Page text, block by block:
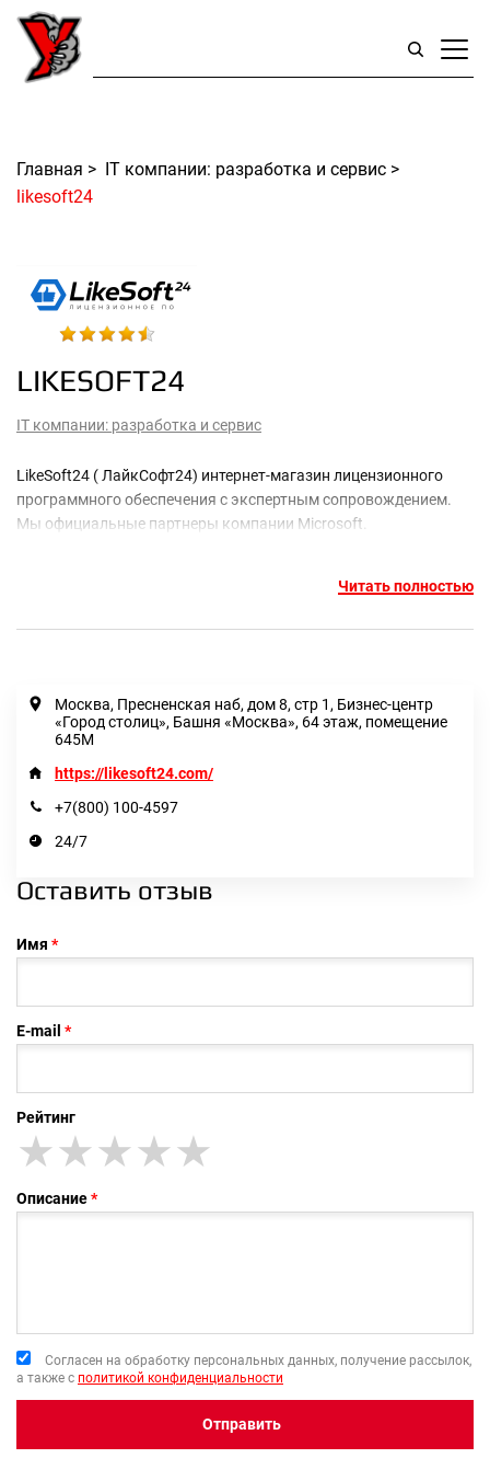
Главная > IT компании: разработка и сервис >
likesoft24
LIKESOFT24
IT компании: разработка и сервис
LikeSoft24 ( ЛайкСофт24) интернет-магазин лицензионного
программного обеспечения с экспертным сопровождением.
Мы официальные партнеры компании Microsoft.
Читать полностью
Москва, Пресненская наб, дом 8, стр 1, Бизнес-центр
«Город столиц», Башня «Москва», 64 этаж, помещение
645М
https://likesoft24.com/
+7(800) 100-4597
24/7
Оставить отзыв
Имя
E-mail
Рейтинг
★
★★
★★★
★★★★
★★★★★
Описание
Согласен на обработку персональных данных, получение рассылок,
а также с политикой конфиденциальности
Отправить